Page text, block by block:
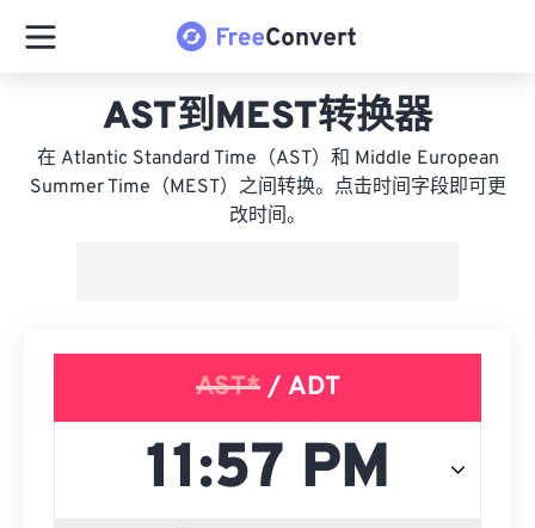
AST到MEST转换器
在 Atlantic Standard Time（AST）和 Middle European
Summer Time（MEST）之间转换。点击时间字段即可更
改时间。
AST*/ ADT